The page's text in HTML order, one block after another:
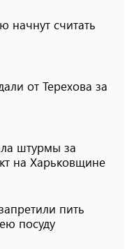
начнут считать
от Терехова за
штурмы за
на Харьковщине
пить
посуду